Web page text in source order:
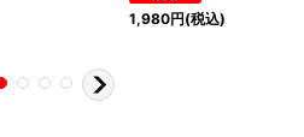
1,980円(税込)